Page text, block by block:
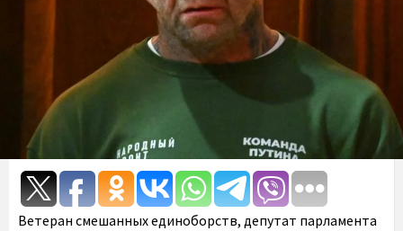
Ветеран смешанных единоборств, депутат парламента